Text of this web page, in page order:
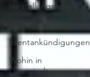
Vorstellungsrunde
Eventankündigungen
Wohin in
Darmstadt -